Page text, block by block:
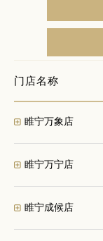
门店名称
睢宁万象店
睢宁万宁店
睢宁成候店